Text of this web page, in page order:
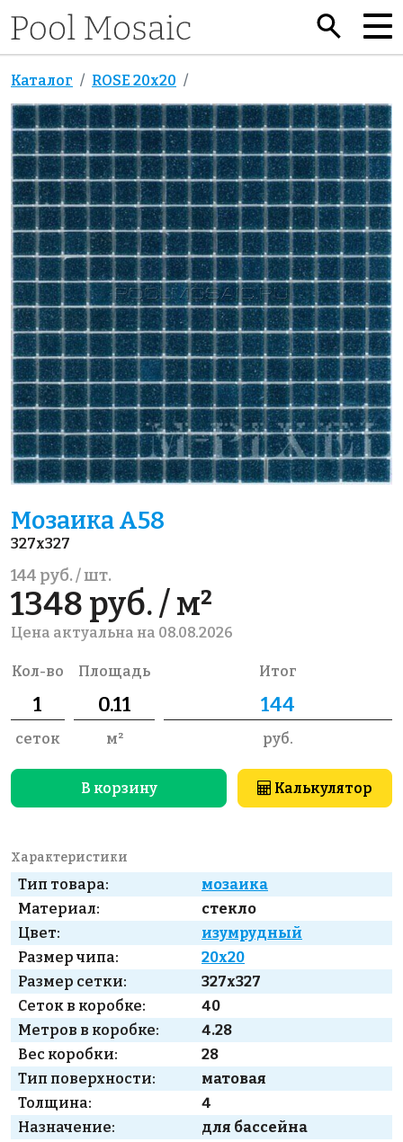
Каталог ROSE 20x20
Мозаика A58
327x327
144 руб. / шт.
1348 руб. / м²
Цена актуальна на 08.08.2026
Кол-во
сеток
Площадь
м²
Итог
руб.
В корзину Калькулятор
Характеристики
Тип товара:
мозаика
Материал:
стекло
Цвет:
изумрудный
Размер чипа:
20x20
Размер сетки:
327x327
Сеток в коробке:
40
Метров в коробке:
4.28
Вес коробки:
28
Тип поверхности:
матовая
Толщина:
4
Назначение:
для бассейна